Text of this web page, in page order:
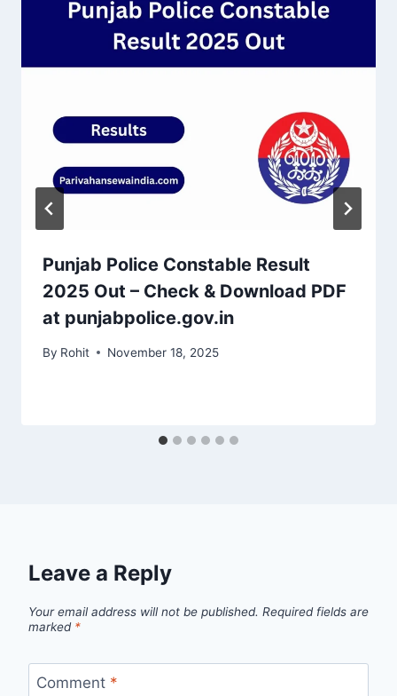
Punjab Police Constable Result
2025 Out – Check & Download PDF
at punjabpolice.gov.in
By Rohit November 18, 2025
Leave a Reply
Your email address will not be published. Required fields are
marked *
Comment *